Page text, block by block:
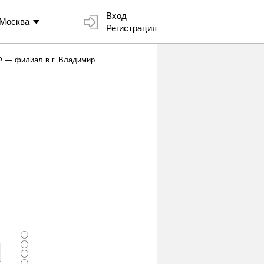
Вход
Регистрация
— филиал в г. Владимир